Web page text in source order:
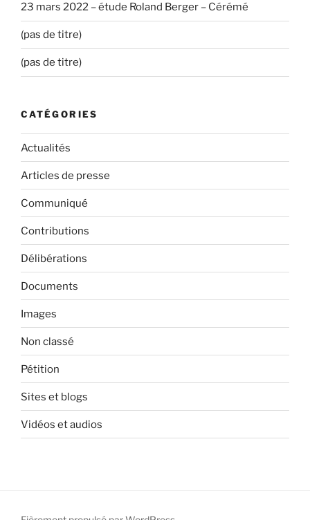
23 mars 2022 – étude Roland Berger – Cérémé
(pas de titre)
(pas de titre)
CATÉGORIES
Actualités
Articles de presse
Communiqué
Contributions
Délibérations
Documents
Images
Non classé
Pétition
Sites et blogs
Vidéos et audios